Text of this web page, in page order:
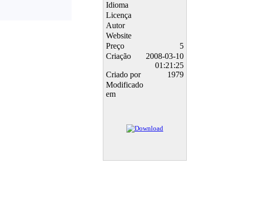
Idioma
Licença
Autor
Website
Preço
5
Criação
2008-03-10
01:21:25
Criado por
1979
Modificado
em